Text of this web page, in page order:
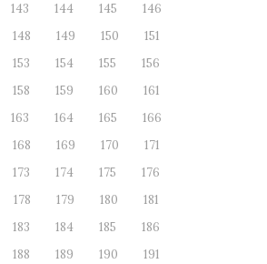
143 144 145
146
148 149 150
151
153 154 155
156
158 159 160
161
163 164 165
166
168 169 170
171
173 174 175
176
178 179 180
181
183 184 185
186
188 189 190
191